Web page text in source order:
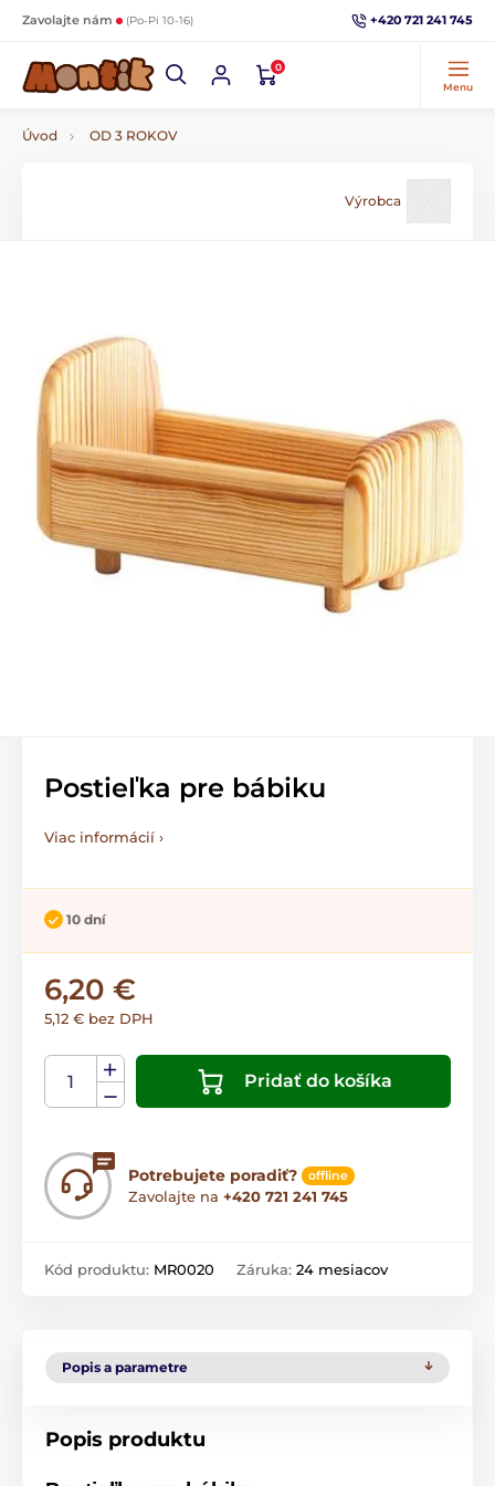
Zavolajte nám (Po-Pi 10-16) +420 721 241 745
0
Menu
Úvod OD 3 ROKOV
Výrobca
Postieľka pre bábiku
Viac informácií ›
10 dní
6,20 €
5,12 € bez DPH
Pridať do košíka
Potrebujete poradiť? offline
Zavolajte na +420 721 241 745
Kód produktu: MR0020 Záruka: 24 mesiacov
Popis a parametre
Popis produktu